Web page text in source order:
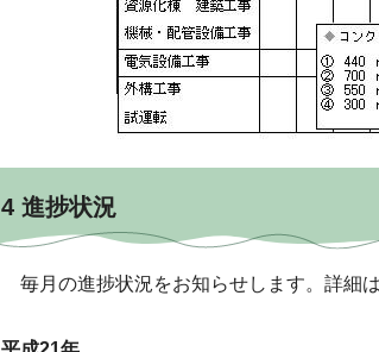
4 進捗状況
毎月の進捗状況をお知らせします。詳細